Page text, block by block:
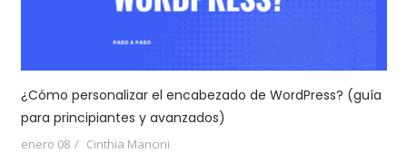
¿Cómo personalizar el encabezado de WordPress? (guía
para principiantes y avanzados)
enero 08 Cinthia Mancini